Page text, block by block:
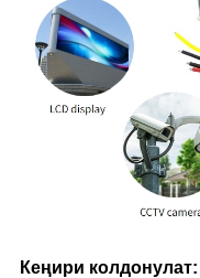
Кеңири колдонулат: